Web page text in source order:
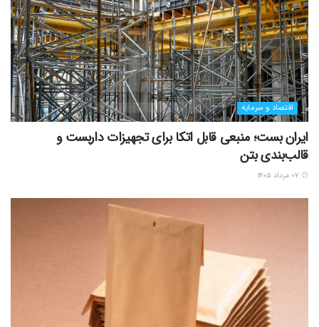
اقتصاد و سرمایه
ایران بست؛ منبعی قابل اتکا برای تجهیزات داربست و
قالب‌بندی بتن